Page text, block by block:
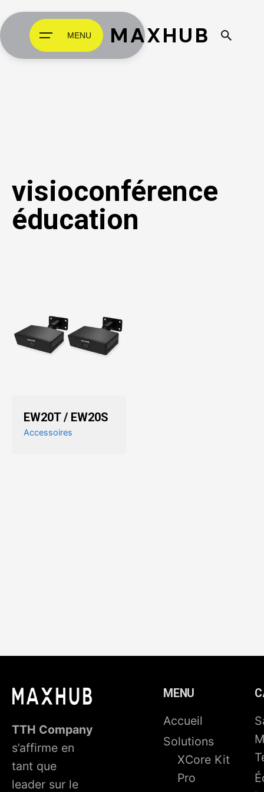
MENU MAXHUB
visioconférence
éducation
EW20T / EW20S
Accessoires
TTH Company
s’affirme en
tant que
leader sur le
MENU
Accueil
Solutions
XCore Kit
Pro